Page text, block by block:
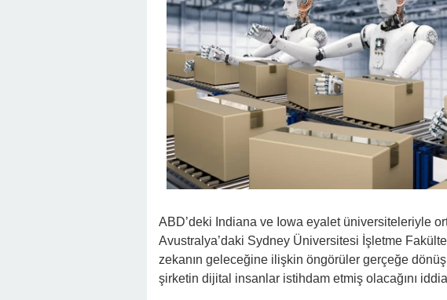
ABD’deki Indiana ve Iowa eyalet üniversiteleriyle
Avustralya’daki Sydney Üniversitesi İşletme
zekanın geleceğine ilişkin öngörüler gerçeğe
şirketin dijital insanlar istihdam etmiş olacağını